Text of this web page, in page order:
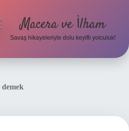
Macera ve İlham
Savaş hikayeleriyle dolu keyifli yolculuk!